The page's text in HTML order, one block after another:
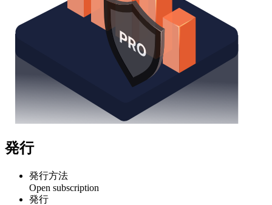
発行
発行方法
Open subscription
発行